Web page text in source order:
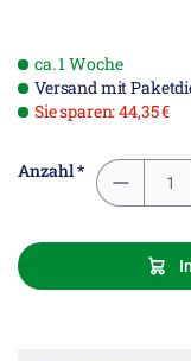
ca. 1 Woche
Versand mit
Sie sparen: 44,35 €
Anzahl *